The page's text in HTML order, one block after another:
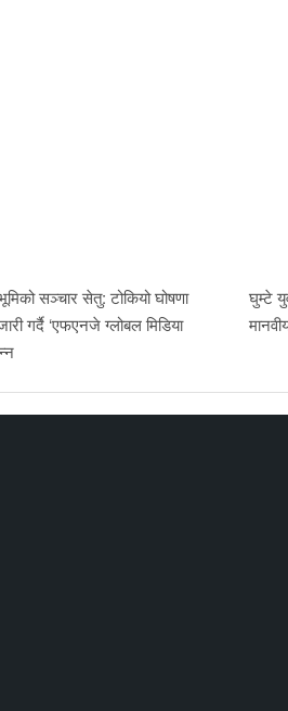
सञ्चार सेतु: टोकियो घोषणा
गर्दै ‘एफएनजे ग्लोबल मिडिया
घुम्टे